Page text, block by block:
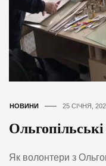
НОВИНИ 25 СІЧНЯ,
Як волонтери з